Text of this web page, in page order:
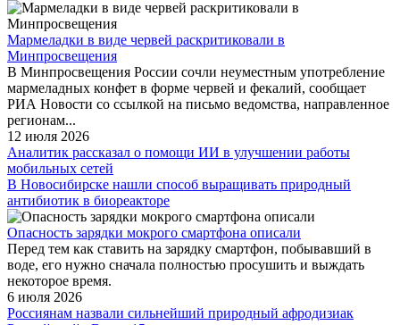
Мармеладки в виде червей раскритиковали в
Минпросвещения
В Минпросвещения России сочли неуместным употребление
мармеладных конфет в форме червей и фекалий, сообщает
РИА Новости со ссылкой на письмо ведомства, направленное
регионам...
12 июля 2026
Аналитик рассказал о помощи ИИ в улучшении работы
мобильных сетей
В Новосибирске нашли способ выращивать природный
антибиотик в биореакторе
Опасность зарядки мокрого смартфона описали
Перед тем как ставить на зарядку смартфон, побывавший в
воде, его нужно сначала полностью просушить и выждать
некоторое время.
6 июля 2026
Россиянам назвали сильнейший природный афродизиак